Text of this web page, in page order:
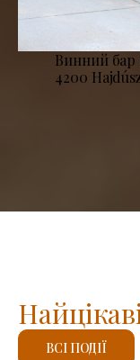
Винний бар
4200
ВСІ ПОДІЇ